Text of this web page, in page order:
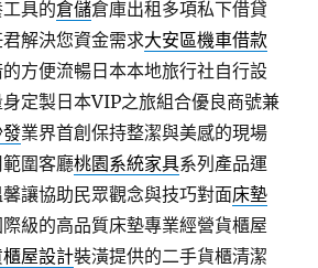
具的倉儲倉庫出租多項私下借貸
解決您資金需求大安區機車借款
方便流暢日本本地旅行社自行設
定製日本VIP之旅組合優良商號兼
業界首創保持整潔與美感的現場
圍客廳桃園系統家具系列產品運
讓協助民眾觀念與技巧對面床墊
級的高品質床墊專業經營貨櫃屋
櫃屋設計裝潢提供的二手貨櫃清潔